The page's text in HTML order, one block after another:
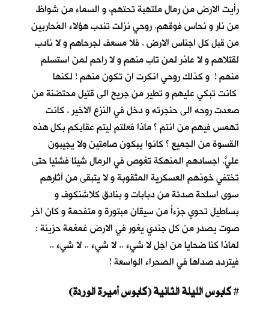
رأيت الارض من رمال ملتهبة تحتهم، و السماء من شواظ
من نار و نحاس فوقهم. روحي نزلت تندب هؤلاء المُحاربين
من قبل كل اجناس الارض . فلا مسعف لجرحاهم و لا نادب
لقتلاهم و لا عاذر لمن تاب منهم و لا راحم لمن استسلم
منهم ! و كذلك روحي انكرت ان تكون منهم ! لكنها
كانت تبكي عليهم و تطير من جريح الى قتيل محتضنة من
صعدت روحه الى حنجرته و دخل في النزع الاخير . كانت
تهمس فيهم من انتم ؟ ماذا فعلتم ليتم عقابكم بكل هذه
القسوة من الجميع ؟ كانوا يبكون صامتين ولا يجيبون
عليّ. اجسادهم المنهكة تغوص في الرمال شيئا فشئياً حتى
تختفي خوذهم العسكرية المثقوبة و لا يتبقى من آثارهم
سوى اسلحة صدئة من دبابات و بنادق كلاشنكوف و
بساطيل تحوي جزءاً من سيقان مبتورة و متفحمة و كان اخر
صوت يصدر من كل جندي يغور في الارض غمغمة حزينة :
لماذا كنا ضحايا من اجل لا شيء .. لا شيء .. لا شيء ..
فيتردد صداها في الصحراء الواسعة !
كابوس الليلة الثانية (كابوس أميرة الوردة)#